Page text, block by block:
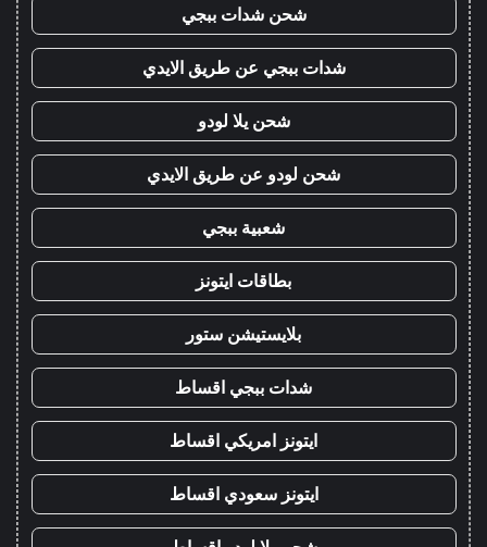
شحن شدات ببجي
شدات ببجي عن طريق الايدي
شحن يلا لودو
شحن لودو عن طريق الايدي
شعبية ببجي
بطاقات ايتونز
بلايستيشن ستور
شدات ببجي اقساط
ايتونز امريكي اقساط
ايتونز سعودي اقساط